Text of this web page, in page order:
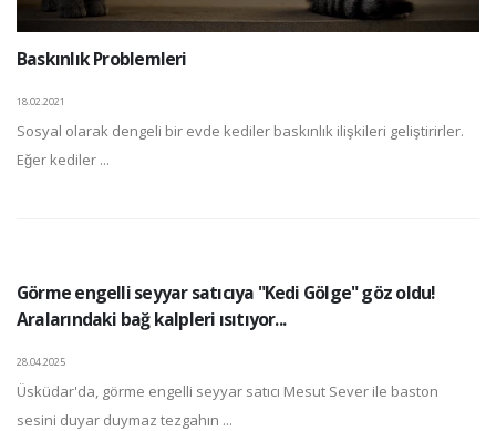
Baskınlık Problemleri
18.02.2021
Sosyal olarak dengeli bir evde kediler baskınlık ilişkileri geliştirirler.
Eğer kediler ...
Görme engelli seyyar satıcıya "Kedi Gölge" göz oldu!
Aralarındaki bağ kalpleri ısıtıyor...
28.04.2025
Üsküdar'da, görme engelli seyyar satıcı Mesut Sever ile baston
sesini duyar duymaz tezgahın ...